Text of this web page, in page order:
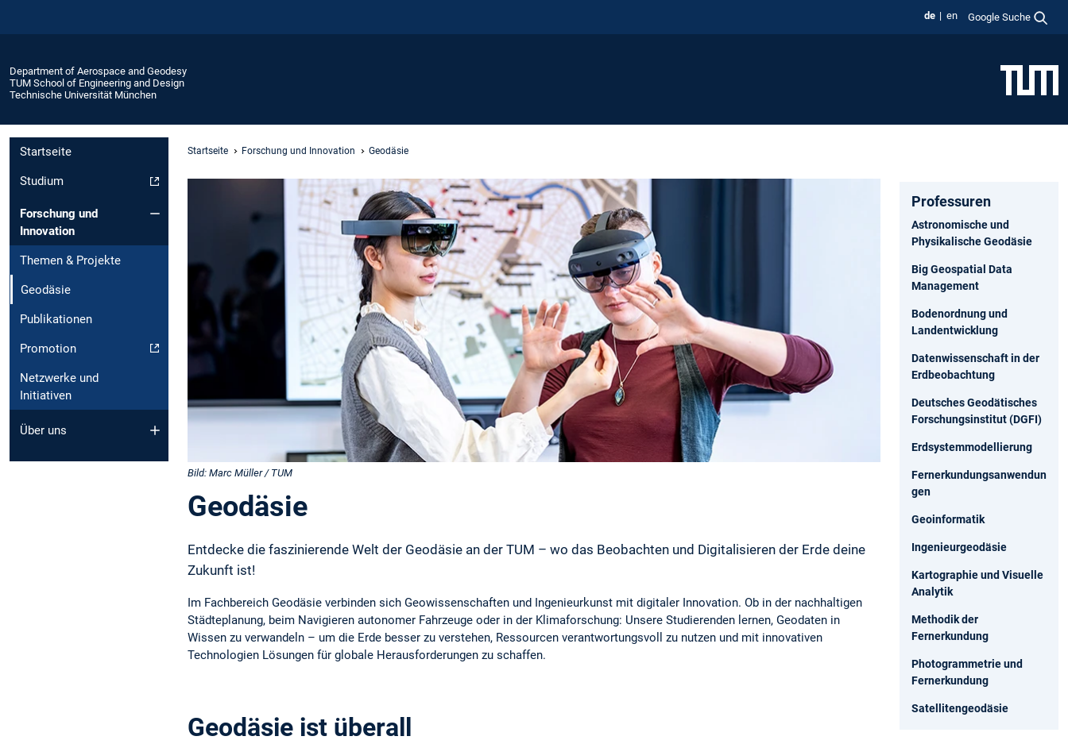
de en Google Suche
Department of Aerospace and Geodesy
TUM School of Engineering and Design
Technische Universität München
Startseite
Studium
Forschung und
Innovation
Themen & Projekte
Geodäsie
Publikationen
Promotion
Netzwerke und
Initiativen
Über uns
Startseite Forschung und Innovation Geodäsie
Bild: Marc Müller / TUM
Geodäsie
Entdecke die faszinierende Welt der Geodäsie an der TUM – wo das Beobachten und Digitalisieren der Erde deine
Zukunft ist!
Im Fachbereich Geodäsie verbinden sich Geowissenschaften und Ingenieurkunst mit digitaler Innovation. Ob in der nachhaltigen
Städteplanung, beim Navigieren autonomer Fahrzeuge oder in der Klimaforschung: Unsere Studierenden lernen, Geodaten in
Wissen zu verwandeln – um die Erde besser zu verstehen, Ressourcen verantwortungsvoll zu nutzen und mit innovativen
Technologien Lösungen für globale Herausforderungen zu schaffen.
Geodäsie ist überall
Professuren
Astronomische und
Physikalische Geodäsie
Big Geospatial Data
Management
Bodenordnung und
Landentwicklung
Datenwissenschaft in der
Erdbeobachtung
Deutsches Geodätisches
Forschungsinstitut (DGFI)
Erdsystemmodellierung
Fernerkundungsanwendun
gen
Geoinformatik
Ingenieurgeodäsie
Kartographie und Visuelle
Analytik
Methodik der
Fernerkundung
Photogrammetrie und
Fernerkundung
Satellitengeodäsie